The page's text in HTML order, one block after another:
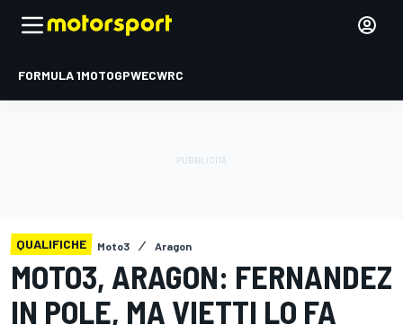
FORMULA 1MOTOGPWECWRC
QUALIFICHE Moto3 Aragon
MOTO3, ARAGON: FERNANDEZ
IN POLE, MA VIETTI LO FA